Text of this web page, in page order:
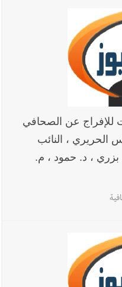
للإفراج عن الصحافي
الحريري ، النائب
، د. حمود ، م.